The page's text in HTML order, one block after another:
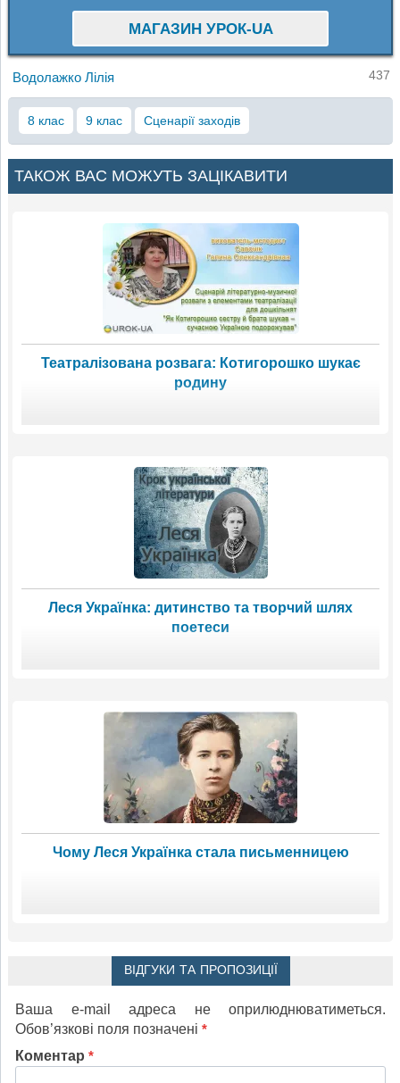
МАГАЗИН УРОК-UA
Водолажко Лілія 437
8 клас 9 клас Сценарії заходів
ТАКОЖ ВАС МОЖУТЬ ЗАЦІКАВИТИ
Театралізована розвага: Котигорошко шукає
родину
Леся Українка: дитинство та творчий шлях
поетеси
Чому Леся Українка стала письменницею
ВІДГУКИ ТА ПРОПОЗИЦІЇ
Ваша e-mail адреса не оприлюднюватиметься.
Обов’язкові поля позначені *
Коментар *